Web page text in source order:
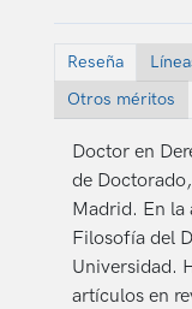
Reseña
Otros méritos
Doctor en
de
Madrid. En la
Filosofía del
Universidad.
artículos en